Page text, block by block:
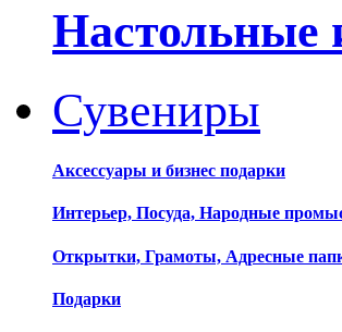
Настольные
Сувениры
Аксессуары и бизнес подарки
Интерьер, Посуда, Народные
Открытки, Грамоты, Адресные
Подарки